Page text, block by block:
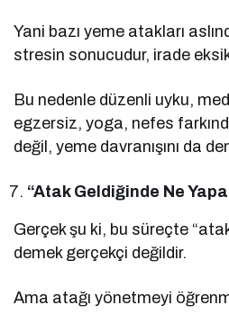
Yani bazı yeme atakları
stresin sonucudur, irade
Bu nedenle düzenli uyku,
egzersiz, yoga, nefes
değil, yeme davranışını da
“Atak Geldiğinde Ne
Gerçek şu ki, bu süreçte
demek gerçekçi değildir.
Ama atağı yönetmeyi